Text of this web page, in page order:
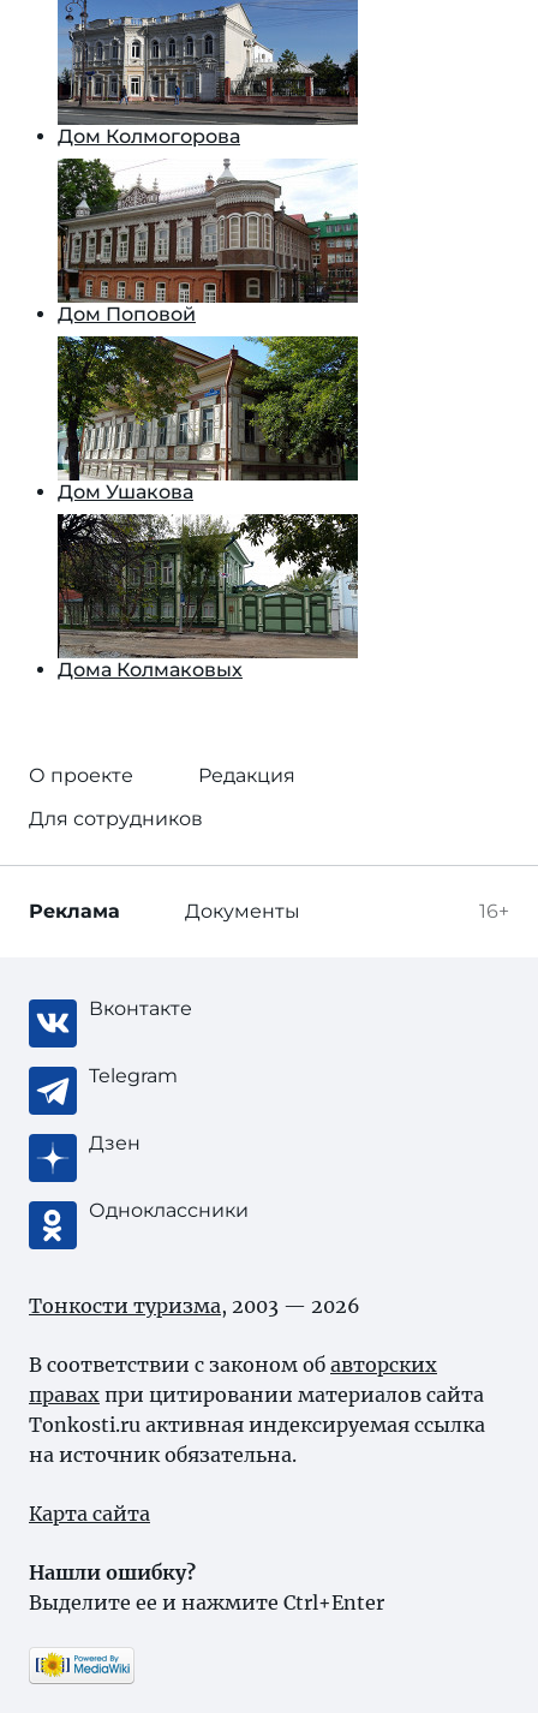
Дом Колмогорова
Дом Поповой
Дом Ушакова
Дома Колмаковых
О проекте
Редакция
Для сотрудников
16+
Реклама Документы
Вконтакте
Telegram
Дзен
Одноклассники
Тонкости туризма, 2003 — 2026
В соответствии с законом об авторских
правах при цитировании материалов сайта
Tonkosti.ru активная индексируемая ссылка
на источник обязательна.
Карта сайта
Нашли ошибку?
Выделите ее и нажмите Ctrl+Enter